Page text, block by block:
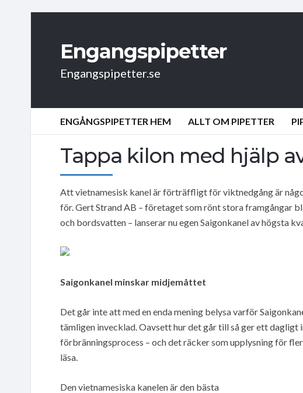
Engangspipetter
Engangspipetter.se
ENGÅNGSPIPETTER HEM ALLT OM PIPETTER
Tappa kilon med hjälp
Att vietnamesisk kanel är förträffligt för viktnedgång är
för. Gert Strand AB – företaget som rönt stora framgångar
och bordsvatten – lanserar nu egen Saigonkanel av högsta
Saigonkanel minskar midjemåttet
Det går inte att med en enda mening belysa varför
tämligen invecklad. Oavsett hur det går till så ger ett
förbränningsprocess – och det räcker som upplysning för
läsa.
Den vietnamesiska kanelen är den bästa